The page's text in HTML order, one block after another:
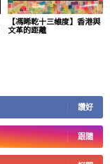
【馮睎乾十三維度】香港與
文革的距離
讚好
跟隨